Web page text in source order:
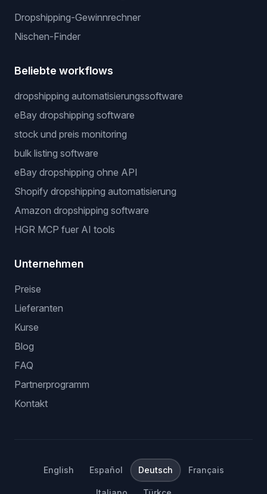
Dropshipping-Gewinnrechner
Nischen-Finder
Beliebte workflows
dropshipping automatisierungssoftware
eBay dropshipping software
stock und preis monitoring
bulk listing software
eBay dropshipping ohne API
Shopify dropshipping automatisierung
Amazon dropshipping software
HGR MCP fuer AI tools
Unternehmen
Preise
Lieferanten
Kurse
Blog
FAQ
Partnerprogramm
Kontakt
English Español Deutsch Français